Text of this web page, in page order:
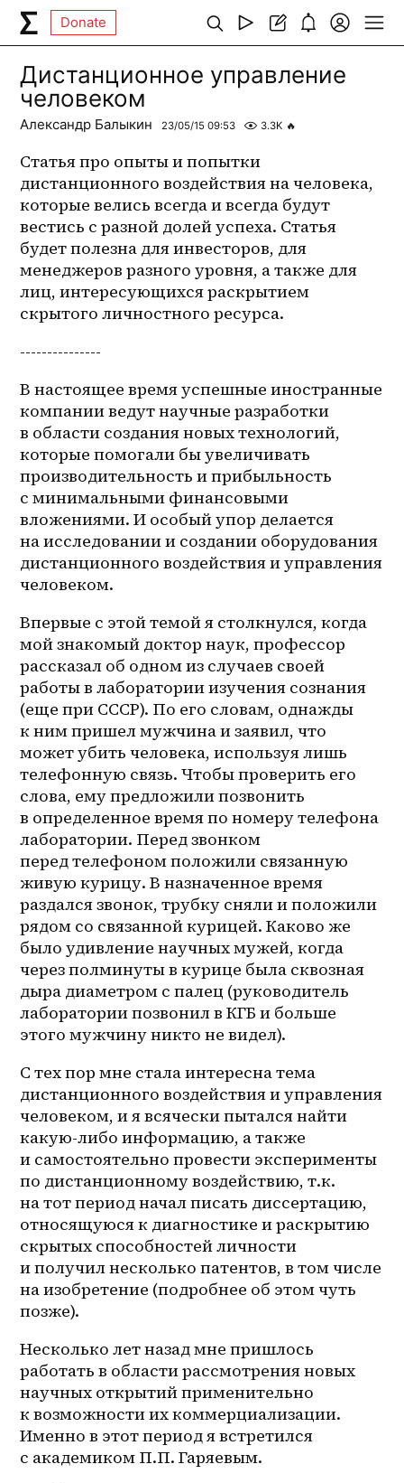
Donate
Дистанционное управление
человеком
Александр Балыкин 23/05/15 09:53 3.3K 🔥
Статья про опыты и попытки
дистанционного воздействия на человека,
которые велись всегда и всегда будут
вестись с разной долей успеха. Статья
будет полезна для инвесторов, для
менеджеров разного уровня, а также для
лиц, интересующихся раскрытием
скрытого личностного ресурса.
---------------
В настоящее время успешные иностранные
компании ведут научные разработки
в области создания новых технологий,
которые помогали бы увеличивать
производительность и прибыльность
с минимальными финансовыми
вложениями. И особый упор делается
на исследовании и создании оборудования
дистанционного воздействия и управления
человеком.
Впервые с этой темой я столкнулся, когда
мой знакомый доктор наук, профессор
рассказал об одном из случаев своей
работы в лаборатории изучения сознания
(еще при СССР). По его словам, однажды
к ним пришел мужчина и заявил, что
может убить человека, используя лишь
телефонную связь. Чтобы проверить его
слова, ему предложили позвонить
в определенное время по номеру телефона
лаборатории. Перед звонком
перед телефоном положили связанную
живую курицу. В назначенное время
раздался звонок, трубку сняли и положили
рядом со связанной курицей. Каково же
было удивление научных мужей, когда
через полминуты в курице была сквозная
дыра диаметром с палец (руководитель
лаборатории позвонил в КГБ и больше
этого мужчину никто не видел).
С тех пор мне стала интересна тема
дистанционного воздействия и управления
человеком, и я всячески пытался найти
какую-либо информацию, а также
и самостоятельно провести эксперименты
по дистанционному воздействию, т.к.
на тот период начал писать диссертацию,
относящуюся к диагностике и раскрытию
скрытых способностей личности
и получил несколько патентов, в том числе
на изобретение (подробнее об этом чуть
позже).
Несколько лет назад мне пришлось
работать в области рассмотрения новых
научных открытий применительно
к возможности их коммерциализации.
Именно в этот период я встретился
с академиком П.П. Гаряевым.